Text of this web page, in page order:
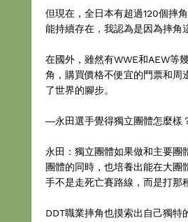
但現在，全日本有超過120個摔
能持續存在，我認為是因為摔角
在國外，雖然有WWE和AEW等
角，購買價格不便宜的門票和周
了世界的腳步。
―永田選手覺得獨立團體怎麼樣
永田：獨立團體如果做和主要團
團體的同時，也培養出能在大團
手不是走死亡賽路線，而是打那
DDT職業摔角也摸索出自己獨